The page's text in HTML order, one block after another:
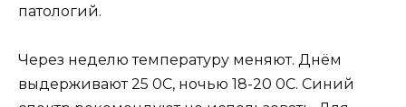
патологий.
Через неделю температуру меняют. Днём
выдерживают 25 0С, ночью 18-20 0С. Синий